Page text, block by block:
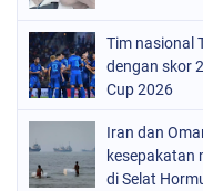
Tim nasional
dengan skor
Cup 2026
Iran dan
kesepakatan
di Selat